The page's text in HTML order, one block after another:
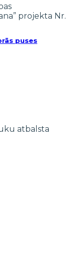
puses
projekta Nr.
atbalsta